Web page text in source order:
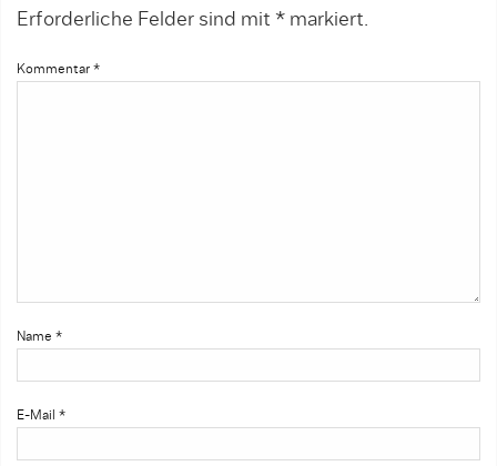
Erforderliche Felder sind mit * markiert.
Kommentar *
Name *
E-Mail *